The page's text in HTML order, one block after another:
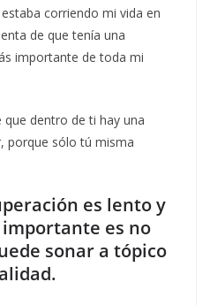
corriendo mi vida en
de que tenía una
importante de toda mi
dentro de ti hay una
porque sólo tú misma
es lento y
es no
sonar a tópico